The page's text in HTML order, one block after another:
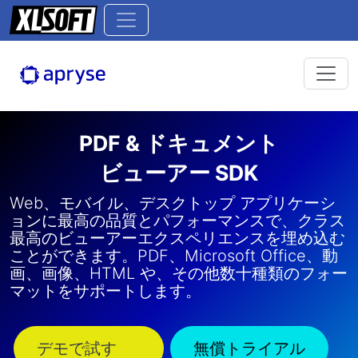
PDF & ドキュメント
ビューアー SDK
Web、モバイル、デスクトップ アプリケーシ
ョンに最高の品質とパフォーマンスで、クラス
最高のビューアーエクスペリエンスを埋め込む
ことができます。PDF、Microsoft Office、動
画、画像、HTML や、その他数十種類のフォー
マットをサポートします。
デモで試す 無償トライアル